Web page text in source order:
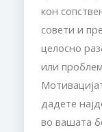
кон
совети и
целосно
или
дадете
во вашата